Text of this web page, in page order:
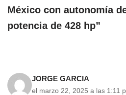
México con autonomía
potencia de 428 hp”
JORGE GARCIA
el marzo 22, 2025 a las 1:11